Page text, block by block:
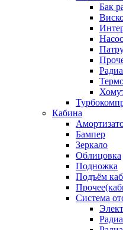
Бак
Кабина
Бампер
Зеркало
Облицовка
Подножка
Подъём
Система